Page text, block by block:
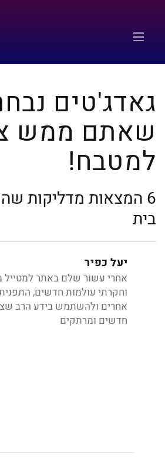
גאדג'טים
שאתם ממש
למטבח!
6 המצאות מדליקות
בית
יעל כפיר
אחרי עשור שלם באתר למטייל
וחקרתי עולמות חדשים,
אחרים ולהשתמש בידע הרב
חדשים ומרתקים